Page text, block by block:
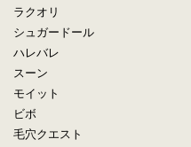
ラクオリ
シュガードール
ハレバレ
スーン
モイット
ビボ
毛穴クエスト